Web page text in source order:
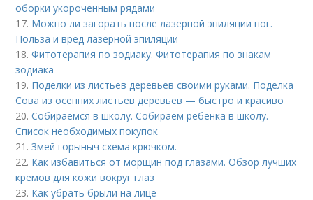
оборки укороченным рядами
17. Можно ли загорать после лазерной эпиляции ног.
Польза и вред лазерной эпиляции
18.Фитотерапия по зодиаку. Фитотерапия по знакам
зодиака
19. Поделки из листьев деревьев своими руками. Поделка
Сова из осенних листьев деревьев — быстро и красиво
20.Собираемся в школу. Собираем ребёнка в школу.
Список необходимых покупок
21.Змей горыныч схема крючком.
22. Как избавиться от морщин под глазами. Обзор лучших
кремов для кожи вокруг глаз
23. Как убрать брыли на лице